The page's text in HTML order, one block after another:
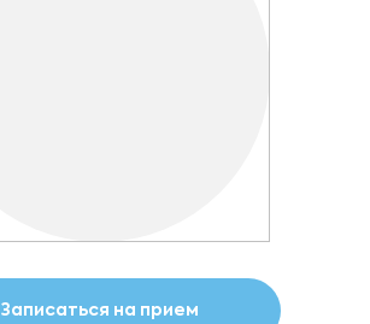
Записаться на прием